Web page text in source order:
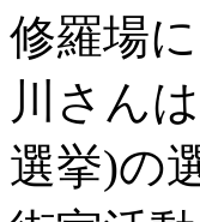
修羅場
川さん
選挙)の